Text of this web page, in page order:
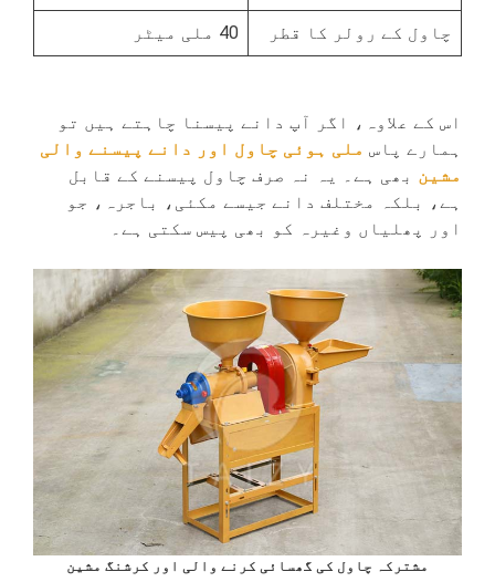
چاول کے رولر کا قطر 40 ملی میٹر
اس کے علاوہ، اگر آپ دانے پیسنا چاہتے ہیں تو
ہمارے پاس ملی ہوئی چاول اور دانے پیسنے والی
مشین بھی ہے۔ یہ نہ صرف چاول پیسنے کے قابل
ہے، بلکہ مختلف دانے جیسے مکئی، باجرہ، جو
اور پھلیاں وغیرہ کو بھی پیس سکتی ہے۔
مشترکہ چاول کی گھسائی کرنے والی اور کرشنگ مشین